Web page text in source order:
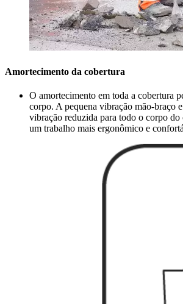
Amortecimento da cobertura
O amortecimento em toda a cobertura
corpo. A pequena vibração mão-braço
vibração reduzida para todo o corpo do
um trabalho mais ergonômico e